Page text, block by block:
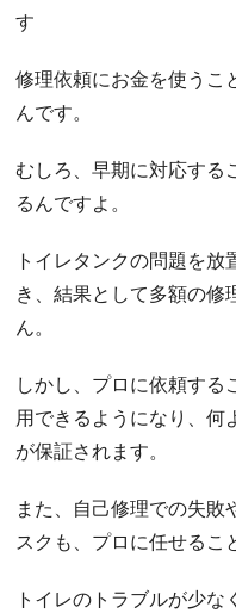
す
修理依頼にお金を使うこ
んです。
むしろ、早期に対応する
るんですよ。
トイレタンクの問題を
き、結果として多額の修
ん。
しかし、プロに依頼する
用できるようになり、何
が保証されます。
また、自己修理での失敗
スクも、プロに任せるこ
トイレのトラブルが少